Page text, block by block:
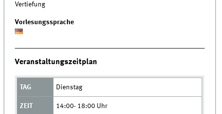
Vertiefung
Vorlesungssprache
Veranstaltungszeitplan
Dienstag
14:00- 18:00 Uhr